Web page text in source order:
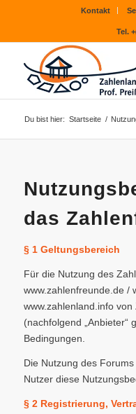
Kontakt
Tel.
Du bist hier: Startseite /
das
§ 1 Geltungsbereich
Für die Nutzung des
www.zahlenfreunde.de /
www.zahlenland.info
(nachfolgend „Anbieter“
Bedingungen.
Die Nutzung des
Nutzer diese
§ 2 Registrierung,